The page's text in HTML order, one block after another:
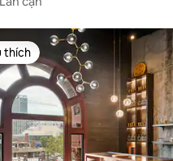
thích
thích